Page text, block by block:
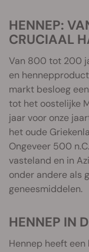
HENNEP: VAN SIMPELE PLANT TOT
CRUCIAAL
Van 800 tot 200
en
markt besloeg
tot het oostelijke
jaar voor onze
het oude
Ongeveer 500
vasteland en in
onder andere als
geneesmiddelen.
HENNEP IN
Hennep heeft